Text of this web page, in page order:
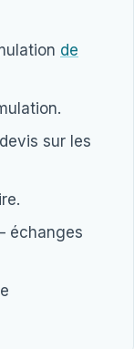
de
sur les
échanges